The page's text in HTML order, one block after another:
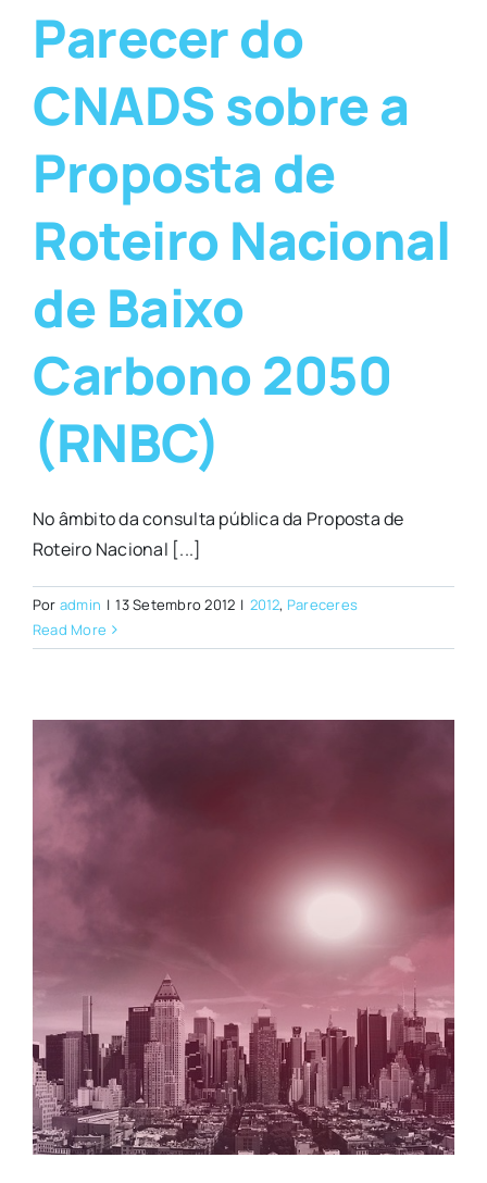
Parecer do
CNADS sobre a
Proposta de
Roteiro Nacional
de Baixo
Carbono 2050
(RNBC)
No âmbito da consulta pública da Proposta de
Roteiro Nacional [...]
Por admin | 13 Setembro 2012 | 2012, Pareceres
Read More